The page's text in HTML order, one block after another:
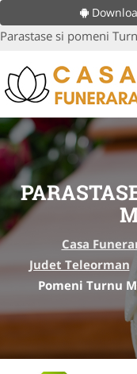
Parastase si pomeni
Casa
Judet Teleorman
Pomeni Turnu